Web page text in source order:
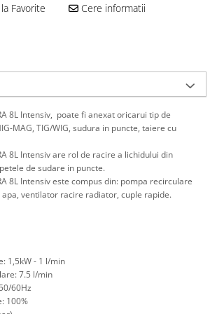
spalatorie
auto
segmenti
came, curele
reductii
Favorite Cere informatii
8L Intensiv, poate fi anexat oricarui tip de
MAG, TIG/WIG, sudura in puncte, taiere cu
8L Intensiv are rol de racire a lichidului din
de sudare in puncte.
8L Intensiv este compus din: pompa recirculare
ventilator racire radiator, cuple rapide.
1,5kW - 1 l/min
7.5 l/min
60Hz
100%